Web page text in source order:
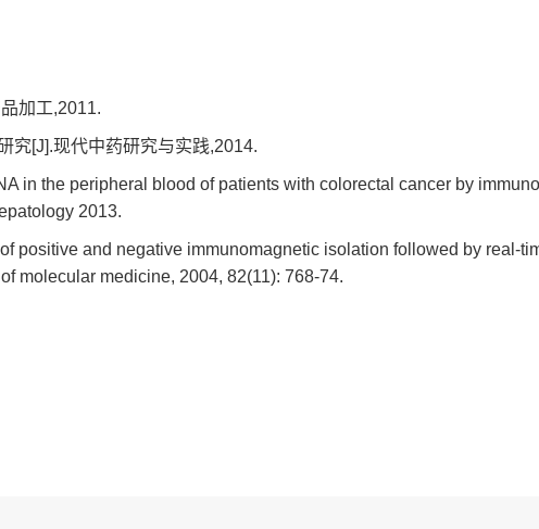
加工,2011.
究[J].现代中药研究与实践,2014.
in the peripheral blood of patients with colorectal cancer by
2013.
positive and negative immunomagnetic isolation followed by real-
molecular medicine, 2004, 82(11): 768-74.